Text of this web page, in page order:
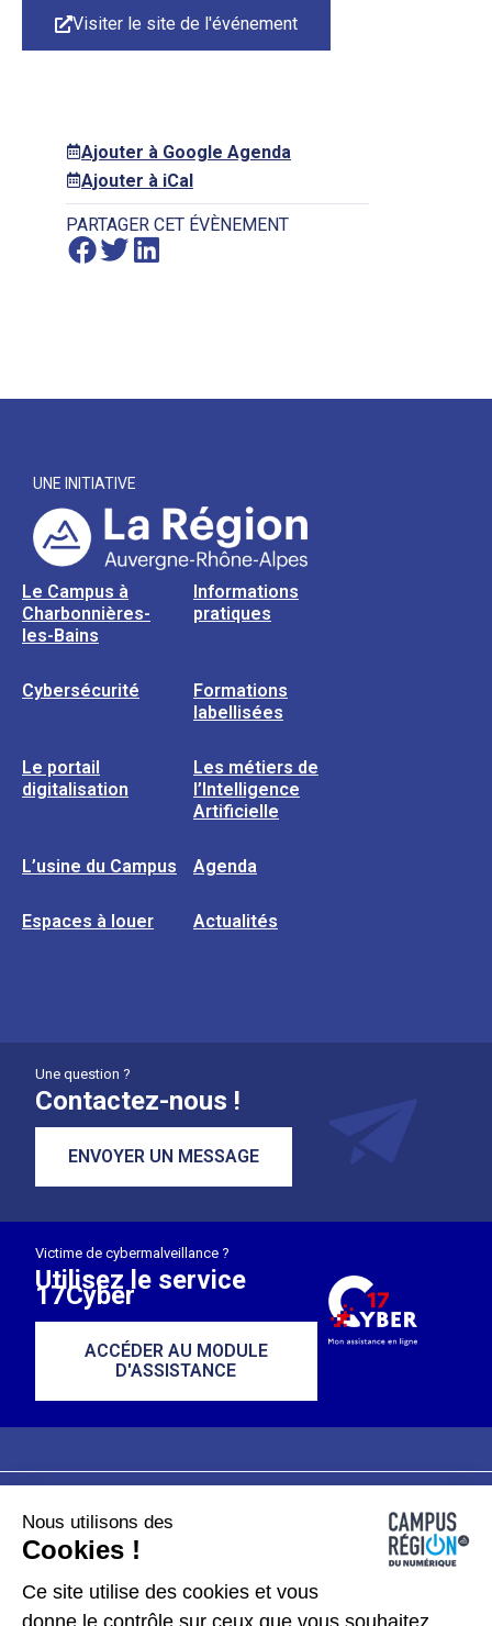
Visiter le site de l'événement
Ajouter à Google Agenda
Ajouter à iCal
PARTAGER CET ÉVÈNEMENT
UNE INITIATIVE
Le Campus à
Charbonnières-
les-Bains
Informations
pratiques
Cybersécurité
Formations
labellisées
Le portail
digitalisation
Les métiers de
l’Intelligence
Artificielle
L’usine du Campus Agenda
Espaces à louer Actualités
Une question ?
Contactez-nous !
ENVOYER UN MESSAGE
Victime de cybermalveillance ?
Utilisez le service
17Cyber
ACCÉDER AU MODULE
D'ASSISTANCE
Plan du site
Données personnelles
Nous utilisons des
Cookies !
Ce site utilise des cookies et vous
donne le contrôle sur ceux que vous souhaitez